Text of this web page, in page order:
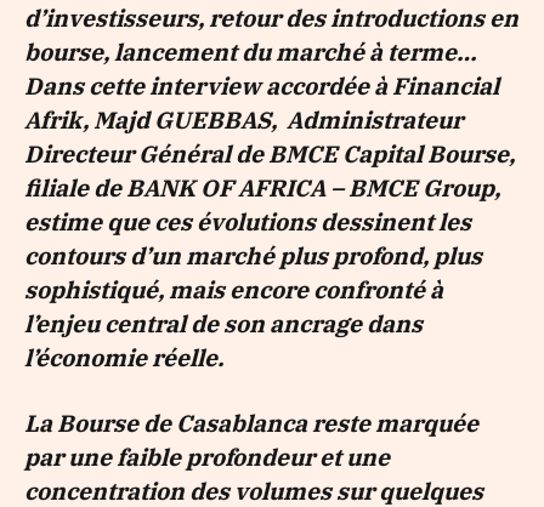
d’investisseurs, retour des introductions en
bourse, lancement du marché à terme…
Dans cette interview accordée à Financial
Afrik, Majd GUEBBAS, Administrateur
Directeur Général de BMCE Capital Bourse,
filiale de BANK OF AFRICA – BMCE Group,
estime que ces évolutions dessinent les
contours d’un marché plus profond, plus
sophistiqué, mais encore confronté à
l’enjeu central de son ancrage dans
l’économie réelle.
La Bourse de Casablanca reste marquée
par une faible profondeur et une
concentration des volumes sur quelques